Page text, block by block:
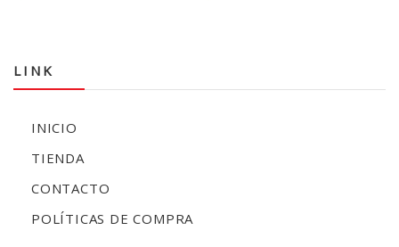
LINK
INICIO
TIENDA
CONTACTO
POLÍTICAS DE COMPRA